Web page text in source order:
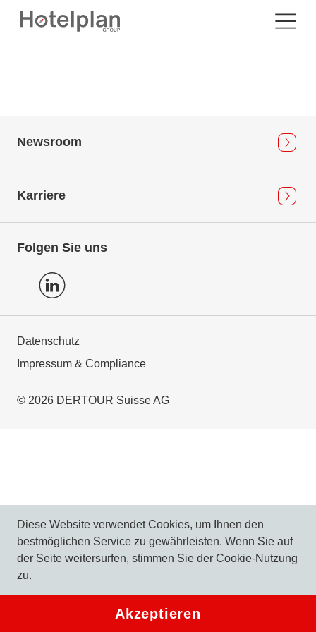
Newsroom
Karriere
Folgen Sie uns
© 2026 DERTOUR Suisse AG
Datenschutz
Impressum & Compliance
Diese Website verwendet Cookies, um Ihnen den
bestmöglichen Service zu gewährleisten. Wenn Sie auf
der Seite weitersurfen, stimmen Sie der Cookie-Nutzung
zu.
Akzeptieren